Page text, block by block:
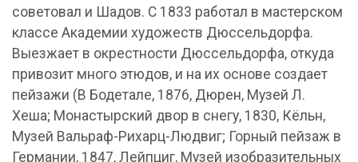
советовал и Шадов. С 1833 работал в мастерском
классе Академии художеств Дюссельдорфа.
Выезжает в окрестности Дюссельдорфа, откуда
привозит много этюдов, и на их основе создает
пейзажи (В Бодетале, 1876, Дюрен, Музей Л.
Хеша; Монастырский двор в снегу, 1830, Кёльн,
Музей Вальраф-Рихарц-Людвиг; Горный пейзаж в
Германии, 1847, Лейпциг, Музей изобразительных